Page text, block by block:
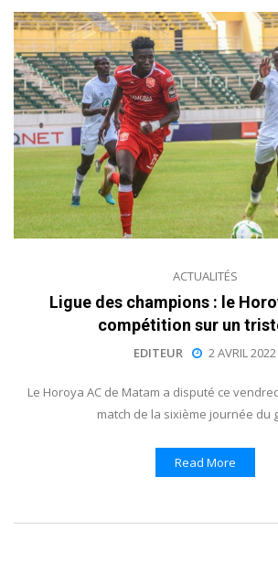
ACTUALITÉS
Ligue des champions : le
compétition sur un
EDITEUR 2 AVRIL 2022
Le Horoya AC de Matam a disputé ce
match de la sixième journée du
Read More